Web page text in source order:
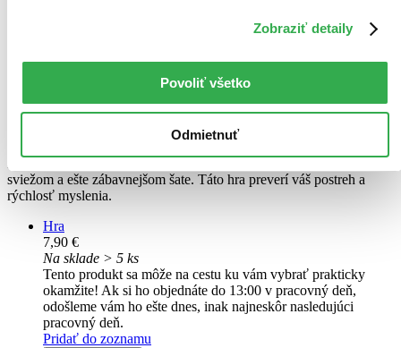
Zobraziť detaily
Povoliť všetko
Odmietnuť
Vyskúšaj sa! Meno, mesto, zviera, vec
CZ
sviežom a ešte zábavnejšom šate. Táto hra preverí váš postreh a
rýchlosť myslenia.
Hra
7,90 €
Na sklade > 5 ks
Tento produkt sa môže na cestu ku vám vybrať prakticky
okamžite! Ak si ho objednáte do 13:00 v pracovný deň,
odošleme vám ho ešte dnes, inak najneskôr nasledujúci
pracovný deň.
Pridať do zoznamu